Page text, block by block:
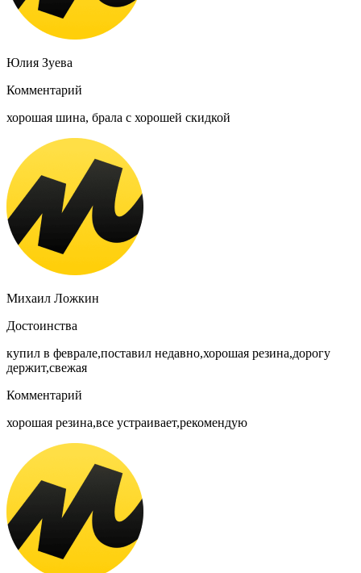
Юлия Зуева
Комментарий
хорошая шина, брала с хорошей скидкой
Михаил Ложкин
Достоинства
купил в феврале,поставил недавно,хорошая резина,дорогу
держит,свежая
Комментарий
хорошая резина,все устраивает,рекомендую